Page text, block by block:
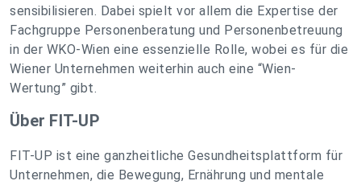
sensibilisieren. Dabei spielt vor allem die Expertise der
Fachgruppe Personenberatung und Personenbetreuung
in der WKO-Wien eine essenzielle Rolle, wobei es für die
Wiener Unternehmen weiterhin auch eine “Wien-
Wertung” gibt.
Über FIT-UP
FIT-UP ist eine ganzheitliche Gesundheitsplattform für
Unternehmen, die Bewegung, Ernährung und mentale